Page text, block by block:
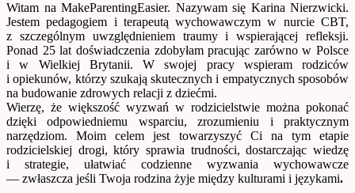
Witam na MakeParentingEasier. Nazywam się Karina Nierzwicki.
Jestem pedagogiem i terapeutą wychowawczym w nurcie CBT,
z szczególnym uwzględnieniem traumy i wspierającej refleksji.
Ponad 25 lat doświadczenia zdobyłam pracując zarówno w Polsce
i w Wielkiej Brytanii. W swojej pracy wspieram rodziców
i opiekunów, którzy szukają skutecznych i empatycznych sposobów
na budowanie zdrowych relacji z dziećmi.
Wierzę, że większość wyzwań w rodzicielstwie można pokonać
dzięki odpowiedniemu wsparciu, zrozumieniu i praktycznym
narzędziom. Moim celem jest towarzyszyć Ci na tym etapie
rodzicielskiej drogi, który sprawia trudności, dostarczając wiedzę
i strategie, ułatwiać codzienne wyzwania wychowawcze
— zwłaszcza jeśli Twoja rodzina żyje między kulturami i językami.